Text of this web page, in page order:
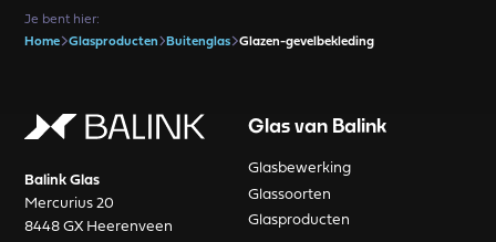
Je bent hier:
Home
Glasproducten Buitenglas Glazen-gevelbekleding
Balink Glas
Mercurius 20
8448 GX Heerenveen
Glas van Balink
Glasbewerking
Glassoorten
Glasproducten